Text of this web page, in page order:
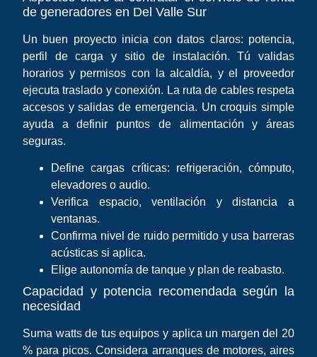
de generadores en Del Valle Sur
Un buen proyecto inicia con datos claros: potencia,
perfil de carga y sitio de instalación. Tú validas
horarios y permisos con la alcaldía, y el proveedor
ejecuta traslado y conexión. La ruta de cables respeta
accesos y salidas de emergencia. Un croquis simple
ayuda a definir puntos de alimentación y áreas
seguras.
Define cargas críticas: refrigeración, cómputo,
elevadores o audio.
Verifica espacio, ventilación y distancia a
ventanas.
Confirma nivel de ruido permitido y usa barreras
acústicas si aplica.
Elige autonomía de tanque y plan de reabasto.
Capacidad y potencia recomendada según la
necesidad
Suma watts de tus equipos y aplica un margen del 20
% para picos. Considera arranques de motores, aires